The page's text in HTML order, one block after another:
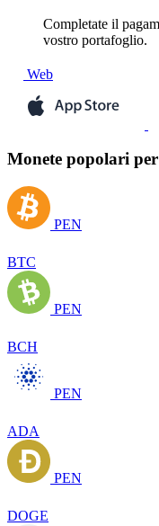
Completate il
vostro portafoglio.
Web
Monete popolari
PEN
BTC
PEN
BCH
PEN
ADA
PEN
DOGE